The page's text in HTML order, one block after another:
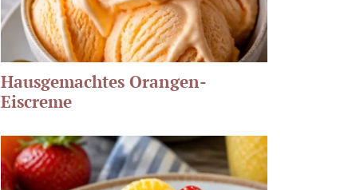
Hausgemachtes Orangen-
Eiscreme